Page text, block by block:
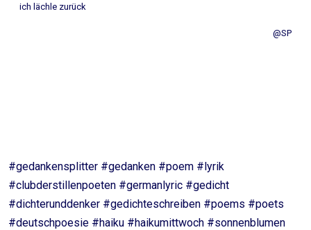
ich lächle zurück
@SP
#gedankensplitter #gedanken #poem #lyrik
#clubderstillenpoeten #germanlyric #gedicht
#dichterunddenker #gedichteschreiben #poems #poets
#deutschpoesie #haiku #haikumittwoch #sonnenblumen